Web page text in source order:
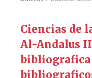
Ciencias de
Al-Andalus
bibliografica